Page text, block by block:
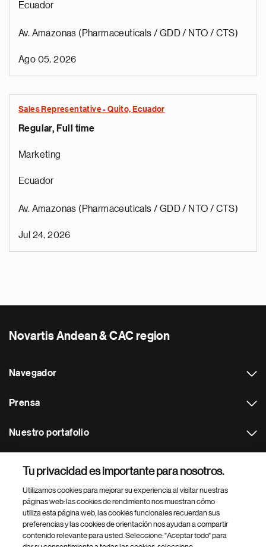
Ecuador
Av. Amazonas (Pharmaceuticals / GDD / NTO / CTS)
Ago 05, 2026
Sales Representative - Quito, Ecuador
Regular, Full time
Marketing
Ecuador
Av. Amazonas (Pharmaceuticals / GDD / NTO / CTS)
Jul 24, 2026
Novartis Andean & CAC region
Navegador
Prensa
Nuestro portafolio
Footer Site Search
Tu privacidad es importante para nosotros.
Utilizamos cookies para mejorar su experiencia al visitar nuestras
páginas web: las cookies de rendimiento nos muestran cómo
utiliza esta página web, las cookies funcionales recuerdan sus
preferencias y las cookies de orientación nos ayudan a compartir
contenido relevante para usted. Seleccione: "Aceptar todo" para